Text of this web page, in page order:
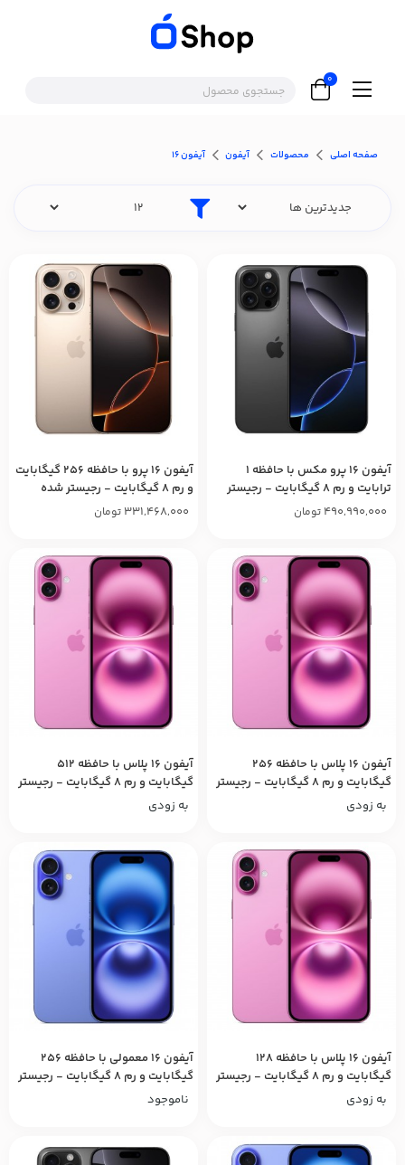
صفحه اصلی محصولات آیفون آیفون ۱۶
آیفون ۱۶ پرو مکس با حافظه ۱
ترابایت و رم ۸ گیگابایت - رجیستر
شده
490,990,000 تومان
آیفون ۱۶ پرو با حافظه ۲۵۶ گیگابایت
و رم ۸ گیگابایت - رجیستر شده
331,468,000 تومان
آیفون ۱۶ پلاس با حافظه ۲۵۶
گیگابایت و رم ۸ گیگابایت - رجیستر
شده
به زودی
آیفون ۱۶ پلاس با حافظه ۵۱۲
گیگابایت و رم ۸ گیگابایت - رجیستر
شده
به زودی
آیفون ۱۶ پلاس با حافظه ۱۲۸
گیگابایت و رم ۸ گیگابایت - رجیستر
شده
به زودی
آیفون ۱۶ معمولی با حافظه ۲۵۶
گیگابایت و رم ۸ گیگابایت - رجیستر
شده
ناموجود
0